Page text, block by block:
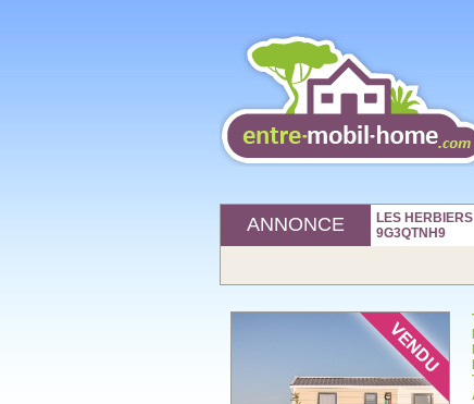
ANNONCE
LES
9G3QTNH9